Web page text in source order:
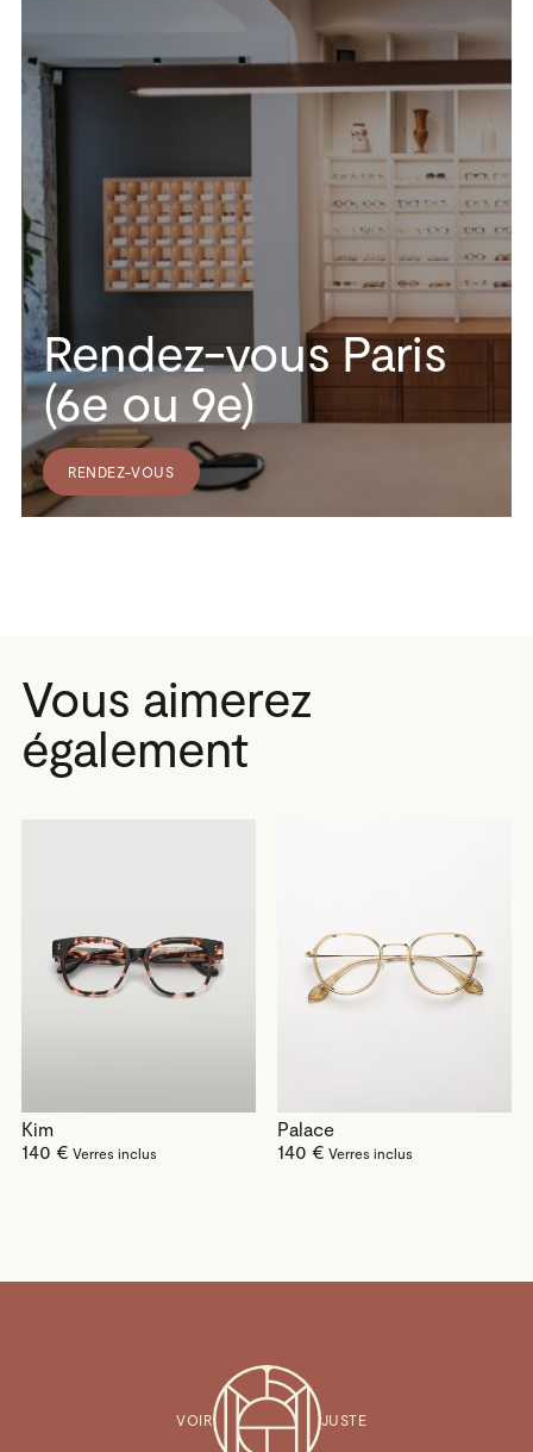
Rendez-vous Paris
(6e ou 9e)
RENDEZ-VOUS
Vous aimerez
également
Kim
140 €
Palace
140 €
VOIR JUSTE